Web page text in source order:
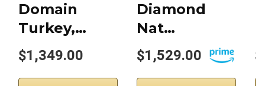
Domain
Turkey,…
$1,349.00
Diamond
Nat…
$1,529.00